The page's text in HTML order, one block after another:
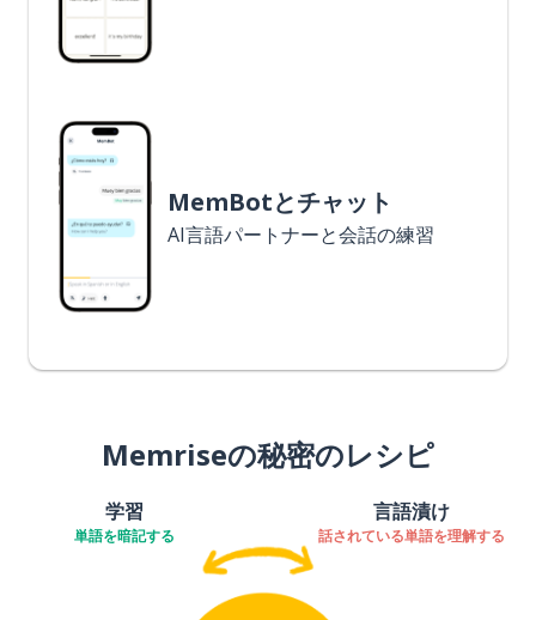
MemBotとチャット
AI言語パートナーと会話の練習
Memriseの秘密のレシピ
学習
単語を暗記する
言語漬け
話されている単語を理解する